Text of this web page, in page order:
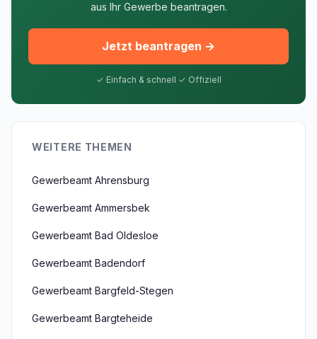
aus Ihr Gewerbe beantragen.
Jetzt beantragen →
✓ Einfach & schnell ✓ Offiziell
WEITERE THEMEN
Gewerbeamt Ahrensburg
Gewerbeamt Ammersbek
Gewerbeamt Bad Oldesloe
Gewerbeamt Badendorf
Gewerbeamt Bargfeld-Stegen
Gewerbeamt Bargteheide